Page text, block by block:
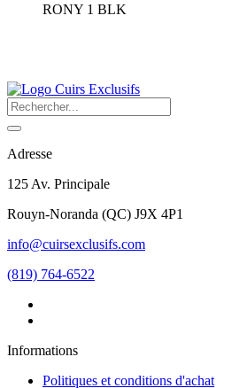
RONY 1 BLK
Adresse
125 Av. Principale
Rouyn-Noranda (QC) J9X 4P1
info@cuirsexclusifs.com
(819) 764-6522
Informations
Politiques et conditions d'achat